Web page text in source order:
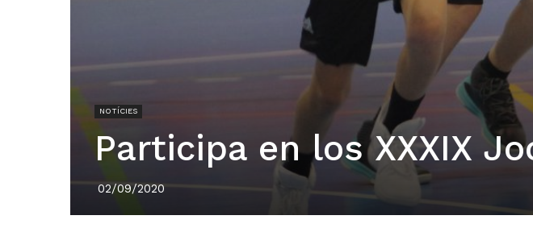
NOTÍCIES
Participa en los XXXIX
02/09/2020